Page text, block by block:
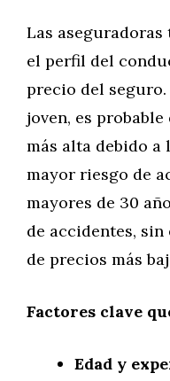
Las
el perfil del
precio del
joven, es
más alta debido a
mayor riesgo de
mayores de 30
de accidentes,
de precios más
Factores clave
Edad y